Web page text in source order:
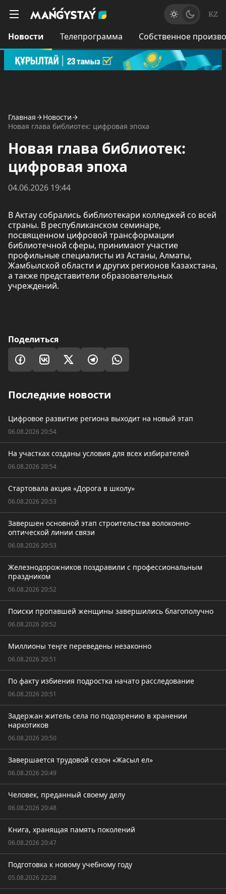
KZ
Новости Телепрограмма Собственное
Главная
Новости
Новая глава библиотек: цифровая эпоха
Новая глава библиотек:
цифровая эпоха
04.06.2026 19:44
В Актау собрались библиотекари колледжей со всей
страны. В республиканском семинаре,
посвященном цифровой трансформации
библиотечной сферы, принимают участие
профильные специалисты из Астаны, Алматы,
Жамбылской области и других регионов Казахстана,
а также представители образовательных
учреждений.
Поделиться
Последние новости
Цифровое развитие региона выходит на новый этап
06.08.2026 20:54
На участках созданы условия для всех избирателей
06.08.2026 20:54
Стартовала акция «Дорога в школу»
06.08.2026 20:53
Завершен основной этап строительства волоконно-
оптической линии связи
06.08.2026 20:53
Железнодорожников поздравили с профессиональным
праздником
06.08.2026 20:52
Поиски пропавшей женщины завершились благополучно
06.08.2026 20:52
Миллионы теңге переведены незаконно
06.08.2026 20:51
По факту избиения подростка начато расследование
06.08.2026 20:51
Задержан житель села по подозрению в хранении
наркотиков
06.08.2026 20:50
Завершается трудовой сезон «Жасыл ел»
06.08.2026 20:49
Человек, преданный своему делу
06.08.2026 20:48
Книга, хранящая память поколений
06.08.2026 20:47
Подготовка к новому учебному году
05.08.2026 22:28